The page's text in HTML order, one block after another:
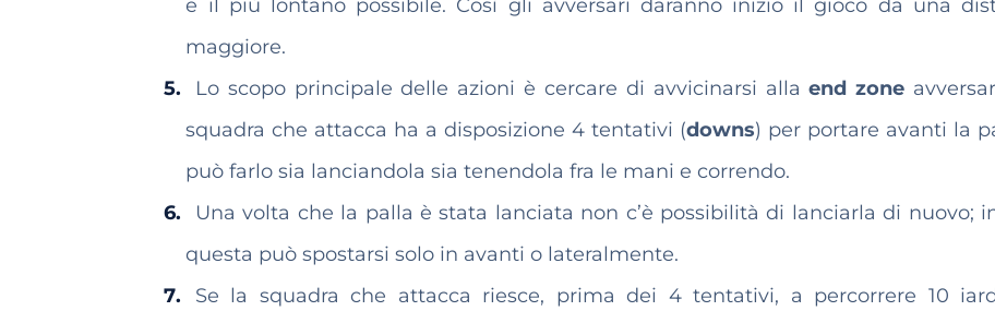
e il più lontano possibile. Così gli avversari daranno inizio il gioco da una
maggiore.
Lo scopo principale delle azioni è cercare di avvicinarsi allaend zone
squadra che attacca ha a disposizione 4 tentativi (downs) per portare avanti la
può farlo sia lanciandola sia tenendola fra le mani e correndo.
Una volta che la palla è stata lanciata non c’è possibilità di lanciarla di nuovo;
questa può spostarsi solo in avanti o lateralmente.
Se la squadra che attacca riesce, prima dei 4 tentativi, a percorrere 10